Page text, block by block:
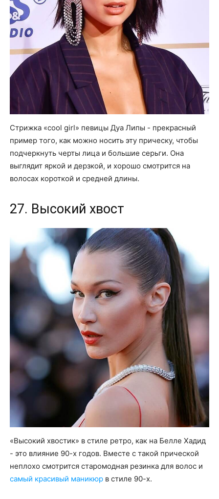
Стрижка «cool girl» певицы Дуа Липы - прекрасный
пример того, как можно носить эту прическу, чтобы
подчеркнуть черты лица и большие серьги. Она
выглядит яркой и дерзкой, и хорошо смотрится на
волосах короткой и средней длины.
27. Высокий хвост
«Высокий хвостик» в стиле ретро, ​​как на Белле Хадид
- это влияние 90-х годов. Вместе с такой прической
неплохо смотрится старомодная резинка для волос и
самый красивый маникюр в стиле 90-х.